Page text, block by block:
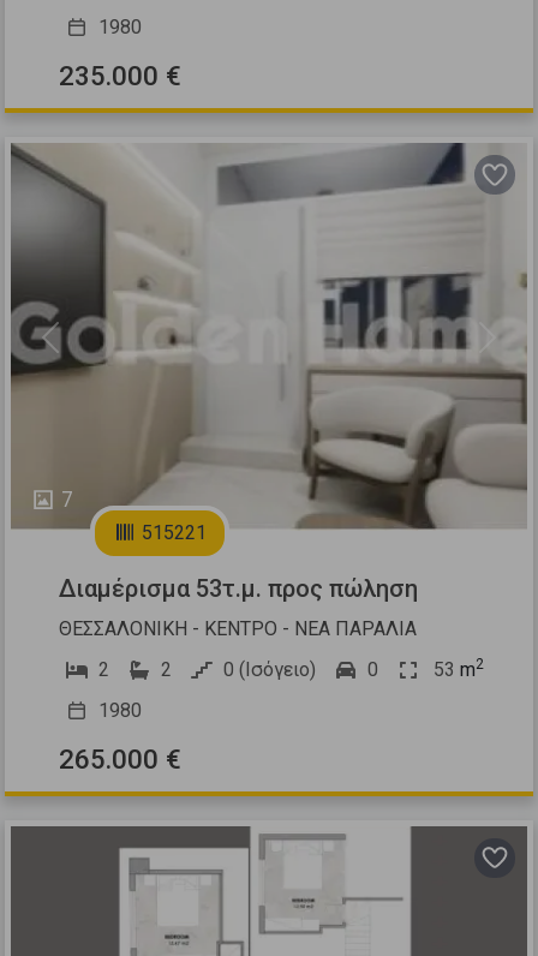
1980
235.000 €
7
Previous Next
515221
Διαμέρισμα 53τ.μ. προς πώληση
ΘΕΣΣΑΛΟΝΙΚΗ - ΚΕΝΤΡΟ - ΝΕΑ ΠΑΡΑΛΙΑ
2
2 0 (Ισόγειο) 0 53 m2
1980
265.000 €